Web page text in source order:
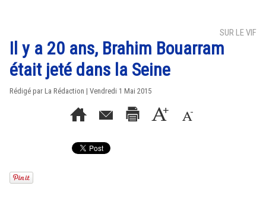
SUR LE VIF
Il y a 20 ans, Brahim Bouarram
était jeté dans la Seine
Rédigé par La Rédaction | Vendredi 1 Mai 2015